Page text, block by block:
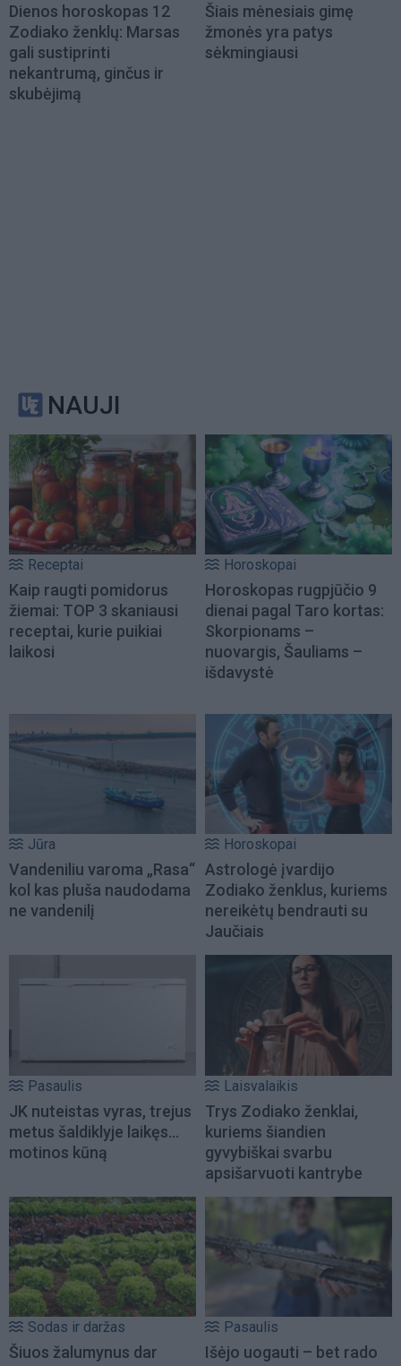
Dienos horoskopas 12
Zodiako ženklų: Marsas
gali sustiprinti
nekantrumą, ginčus ir
skubėjimą
Šiais mėnesiais gimę
žmonės yra patys
sėkmingiausi
NAUJI
Receptai
Kaip raugti pomidorus
žiemai: TOP 3 skaniausi
receptai, kurie puikiai
laikosi
Horoskopai
Horoskopas rugpjūčio 9
dienai pagal Taro kortas:
Skorpionams –
nuovargis, Šauliams –
išdavystė
Jūra
Vandeniliu varoma „Rasa“
kol kas pluša naudodama
ne vandenilį
Horoskopai
Astrologė įvardijo
Zodiako ženklus, kuriems
nereikėtų bendrauti su
Jaučiais
Pasaulis
JK nuteistas vyras, trejus
metus šaldiklyje laikęs...
motinos kūną
Laisvalaikis
Trys Zodiako ženklai,
kuriems šiandien
gyvybiškai svarbu
apsišarvuoti kantrybe
Sodas ir daržas
Šiuos žalumynus dar
Pasaulis
Išėjo uogauti – bet rado